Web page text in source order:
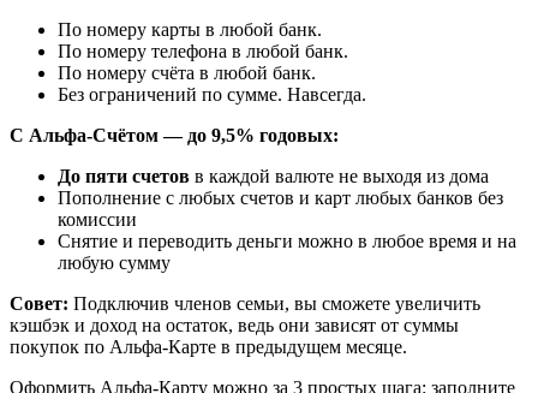
По номеру карты в любой банк.
По номеру телефона в любой банк.
По номеру счёта в любой банк.
Без ограничений по сумме. Навсегда.
С Альфа-Счётом — до 9,5% годовых:
До пяти счетов в каждой валюте не выходя из дома
Пополнение с любых счетов и карт любых банков без
комиссии
Снятие и переводить деньги можно в любое время и на
любую сумму
Совет: Подключив членов семьи, вы сможете увеличить
кэшбэк и доход на остаток, ведь они зависят от суммы
покупок по Альфа-Карте в предыдущем месяце.
Оформить Альфа-Карту можно за 3 простых шага: заполните